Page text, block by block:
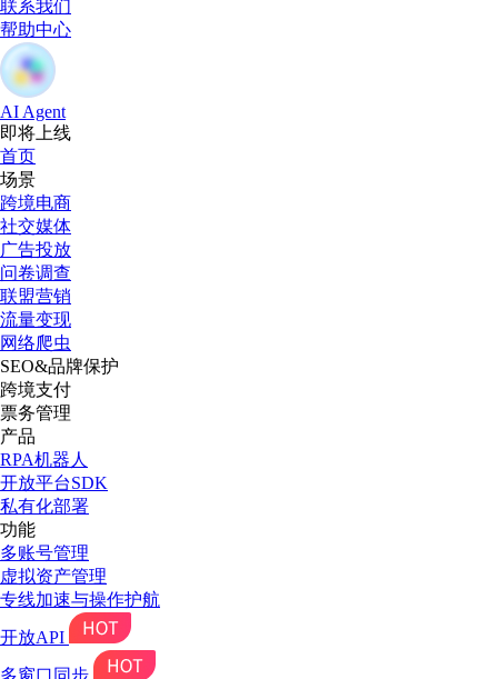
联系我们
帮助中心
AI Agent
即将上线
首页
场景
跨境电商
社交媒体
广告投放
问卷调查
联盟营销
流量变现
网络爬虫
SEO&品牌保护
跨境支付
票务管理
产品
RPA机器人
开放平台SDK
私有化部署
功能
多账号管理
虚拟资产管理
专线加速与操作护航
开放API
多窗口同步